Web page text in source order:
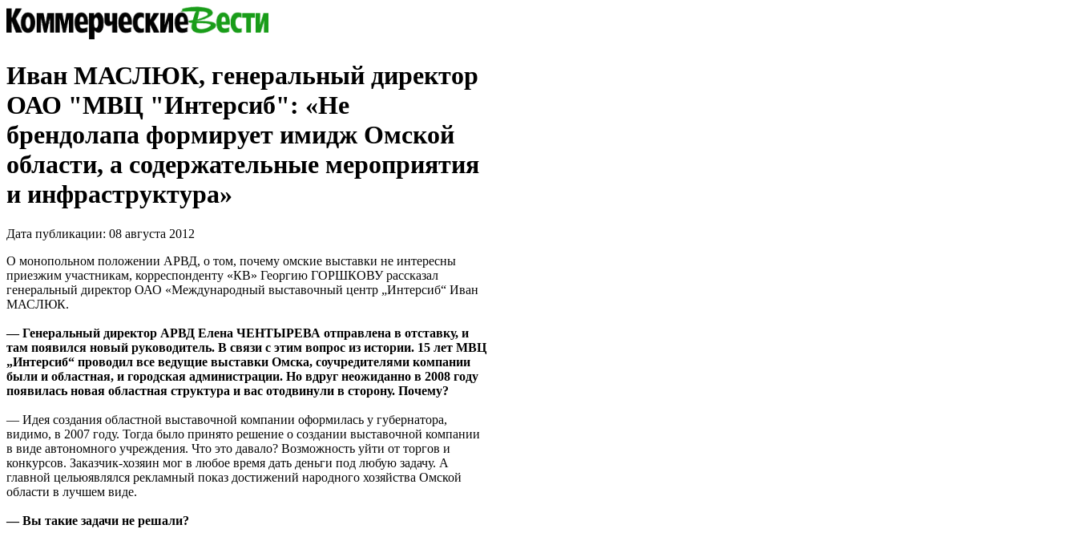
Иван МАСЛЮК, генеральный директор
ОАО "МВЦ "Интерсиб": «Не
брендолапа формирует имидж Омской
области, а содержательные мероприятия
и инфраструктура»
Дата публикации: 08 августа 2012
О монопольном положении АРВД, о том, почему омские выставки не интересны
приезжим участникам, корреспонденту «КВ» Георгию ГОРШКОВУ рассказал
генеральный директор ОАО «Международный выставочный центр „Интерсиб“ Иван
МАСЛЮК.
— Генеральный директор АРВД Елена ЧЕНТЫРЕВА отправлена в отставку, и
там появился новый руководитель. В связи с этим вопрос из истории. 15 лет МВЦ
„Интерсиб“ проводил все ведущие выставки Омска, соучредителями компании
были и областная, и городская администрации. Но вдруг неожиданно в 2008 году
появилась новая областная структура и вас отодвинули в сторону. Почему?
— Идея создания областной выставочной компании оформилась у губернатора,
видимо, в 2007 году. Тогда было принято решение о создании выставочной компании
в виде автономного учреждения. Что это давало? Возможность уйти от торгов и
конкурсов. Заказчик-хозяин мог в любое время дать деньги под любую задачу. А
главной цельюявлялся рекламный показ достижений народного хозяйства Омской
области в лучшем виде.
— Вы такие задачи не решали?